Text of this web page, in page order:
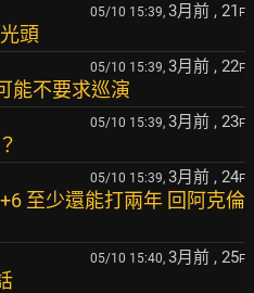
05/10 15:39, 3月前 , 21 F
頭
05/10 15:39, 3月前 , 22F
能不要求巡演
05/10 15:39, 3月前 , 23F
05/10 15:39, 3月前 , 24F
至少還能打兩年 回阿克倫
05/10 15:40, 3月前 , 25F